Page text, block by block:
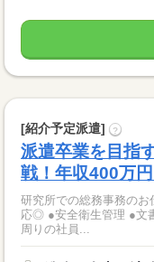
[紹介予定派遣] ?
派遣卒業を目指
戦！年収400万
研究所での総務事務の
応◎ ●安全衛生管理 ●文
周りの社員...